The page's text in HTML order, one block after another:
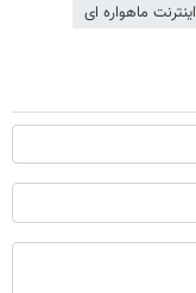
اینترنت ماهواره ای